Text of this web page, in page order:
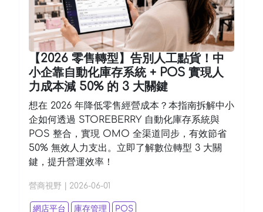
【2026 零售轉型】告別人工點貨！中
小企靠自動化庫存系統 + POS 實現人
力成本減 50% 的 3 大關鍵
想在 2026 年降低零售經營成本？本指南拆解中小
企如何透過 STOREBERRY 自動化庫存系統與
POS 整合，實現 OMO 全渠道同步，有效節省
50% 無效人力支出。立即了解數位轉型 3 大關
鍵，提升營運效率！
營商視野 2026-06-01
網店平台 庫存管理 POS